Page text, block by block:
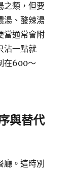
之類，但要
湯、酸辣湯
當通常會附
沾一點就
在600～
與替代
。這時別